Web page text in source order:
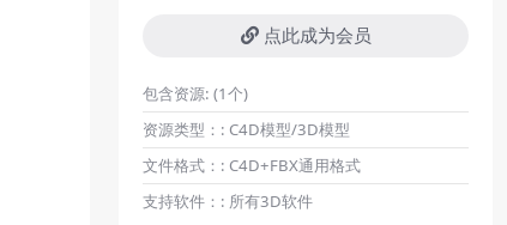
点此成为会员
包含资源: (1个)
资源类型：: C4D模型/3D模型
文件格式：: C4D+FBX通用格式
支持软件：: 所有3D软件